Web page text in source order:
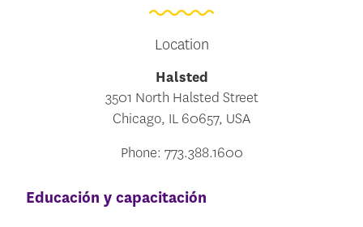
Location
Halsted
3501 North Halsted Street
Chicago, IL 60657, USA
Phone: 773.388.1600
Educación y capacitación